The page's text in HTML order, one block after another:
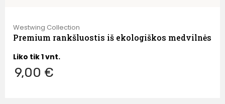
Westwing Collection
Premium rankšluostis iš ekologiškos medvilnės
Liko tik 1 vnt.
9,00 €